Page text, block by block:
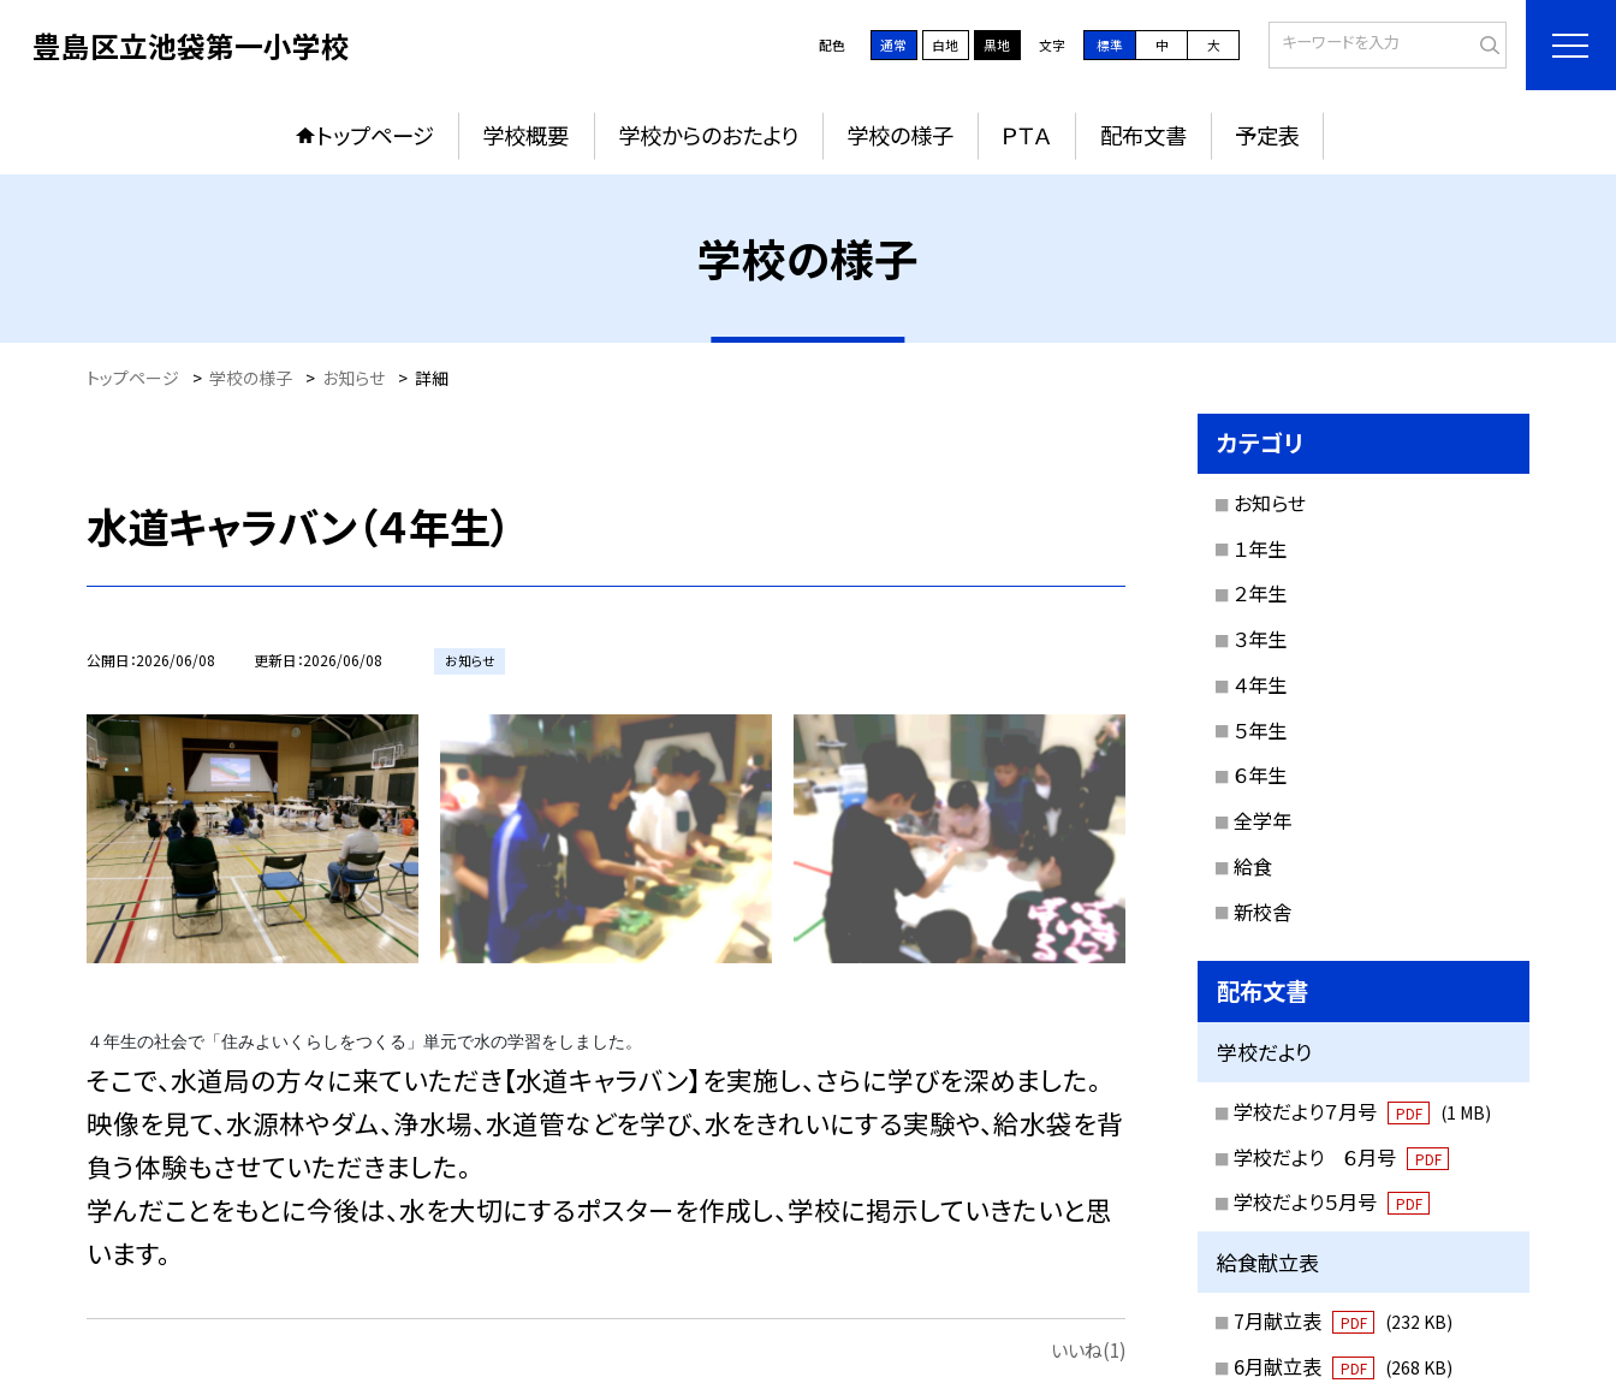
豊島区立池袋第一小学校 配色 通常 白地 黒地 文字 標準 中 大
トップページ 学校概要 学校からのおたより 学校の様子 ＰＴＡ 配布文書 予定表
学校の様子
トップページ > 学校の様子 > お知らせ > 詳細
水道キャラバン（４年生）
公開日 2026/06/08 更新日 2026/06/08 お知らせ
４年生の社会で「住みよいくらしをつくる」単元で水の学習をしました。
そこで、水道局の方々に来ていただき【水道キャラバン】を実施し、さらに学びを深めました。
映像を見て、水源林やダム、浄水場、水道管などを学び、水をきれいにする実験や、給水袋を背
負う体験もさせていただきました。
学んだことをもとに今後は、水を大切にするポスターを作成し、学校に掲示していきたいと思
います。
いいね(1)
カテゴリ
お知らせ
１年生
２年生
３年生
４年生
５年生
６年生
全学年
給食
新校舎
配布文書
学校だより
学校だより７月号 PDF (1 MB)
学校だより ６月号 PDF
学校だより５月号 PDF
給食献立表
7月献立表 PDF (232 KB)
6月献立表 PDF (268 KB)